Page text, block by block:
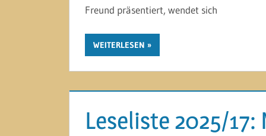
Freund präsentiert, wendet sich
WEITERLESEN
Leseliste 2025/